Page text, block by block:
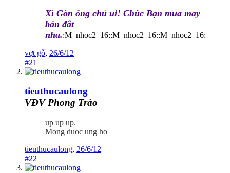
Xì Gòn ông chủ ui! Chúc Bạn mua may
bán đắt
nha.:M_nhoc2_16::M_nhoc2_16::M_nhoc2_16:
vợt gỗ, 26/6/12
#21
tieuthucaulong
VĐV Phong Trào
up up up.
Mong duoc ung ho
tieuthucaulong, 26/6/12
#22